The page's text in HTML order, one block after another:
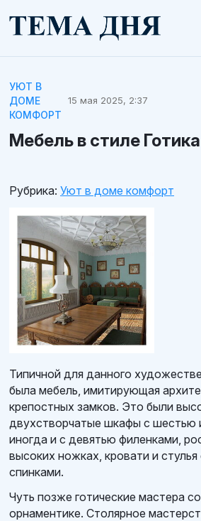
УЮТ В
ДОМЕ
КОМФОРТ
15 мая 2025, 2:37
Мебель в стиле Готика
Рубрика: Уют в доме комфорт
Типичной для данного
была мебель, имитирующая
крепостных замков. Это были
двухстворчатые шкафы с шестью
иногда и с девятью филенками,
высоких ножках, кровати и
спинками.
Чуть позже готические мастера
орнаментике. Столярное